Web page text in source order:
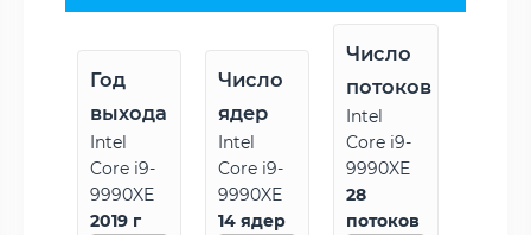
Год
выхода
Intel
Core i9-
9990XE
2019 г
Число
ядер
Intel
Core i9-
9990XE
14 ядер
Число
потоков
Intel
Core i9-
9990XE
28
потоков